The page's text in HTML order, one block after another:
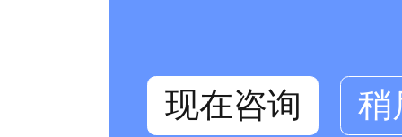
现在咨询 稍